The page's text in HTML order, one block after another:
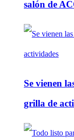
salón de
Se vienen
grilla de